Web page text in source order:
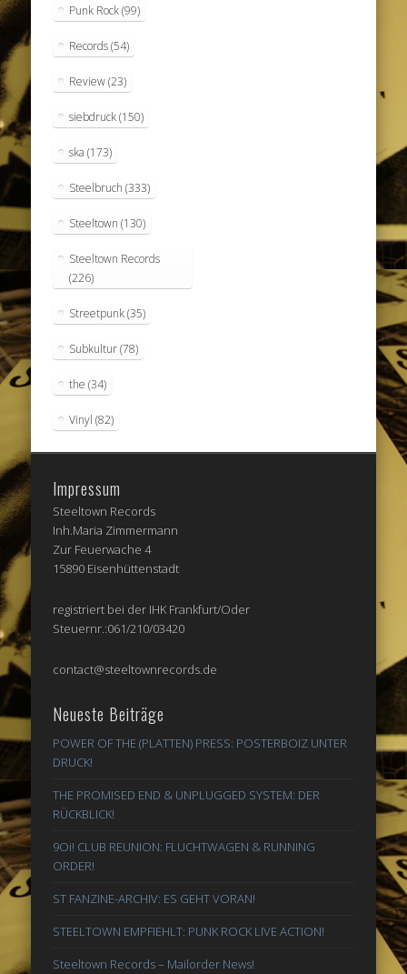
Punk Rock(99)
Records(54)
Review(23)
siebdruck(150)
ska (173)
Steelbruch (333)
Steeltown (130)
Steeltown Records
(226)
Streetpunk(35)
Subkultur(78)
the (34)
Vinyl (82)
Impressum
Steeltown Records
Inh.Maria Zimmermann
Zur Feuerwache 4
15890 Eisenhüttenstadt
registriert bei der IHK Frankfurt/Oder
Steuernr.:061/210/03420
contact@steeltownrecords.de
Neueste Beiträge
POWER OF THE (PLATTEN) PRESS: POSTERBOIZ UNTER
DRUCK!
THE PROMISED END & UNPLUGGED SYSTEM: DER
RÜCKBLICK!
9Oi! CLUB REUNION: FLUCHTWAGEN & RUNNING
ORDER!
ST FANZINE-ARCHIV: ES GEHT VORAN!
STEELTOWN EMPFIEHLT: PUNK ROCK LIVE ACTION!
Steeltown Records – Mailorder News!